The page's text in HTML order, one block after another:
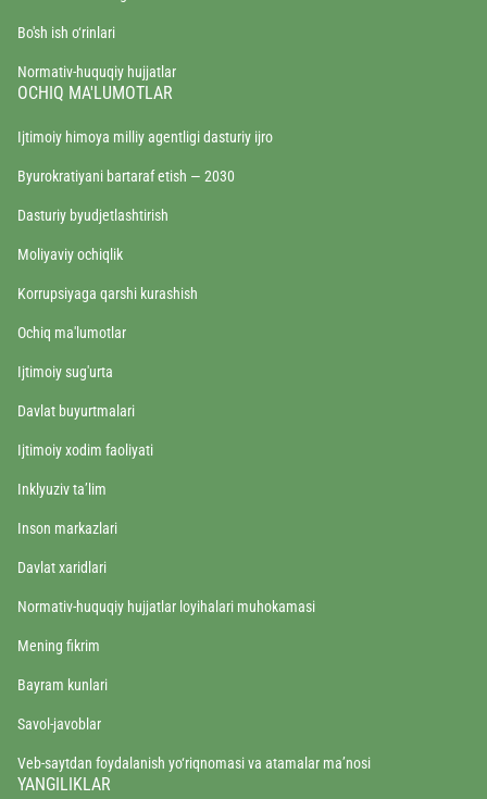
Bo'sh ish o‘rinlari
Normativ-huquqiy hujjatlar
OCHIQ MA'LUMOTLAR
Ijtimoiy himoya milliy agentligi dasturiy ijro
Byurokratiyani bartaraf etish — 2030
Dasturiy byudjetlashtirish
Moliyaviy ochiqlik
Korrupsiyaga qarshi kurashish
Ochiq ma'lumotlar
Ijtimoiy sug'urta
Davlat buyurtmalari
Ijtimoiy xodim faoliyati
Inklyuziv ta’lim
Inson markazlari
Davlat xaridlari
Normativ-huquqiy hujjatlar loyihalari muhokamasi
Mening fikrim
Bayram kunlari
Savol-javoblar
Veb-saytdan foydalanish yo‘riqnomasi va atamalar ma’nosi
YANGILIKLAR